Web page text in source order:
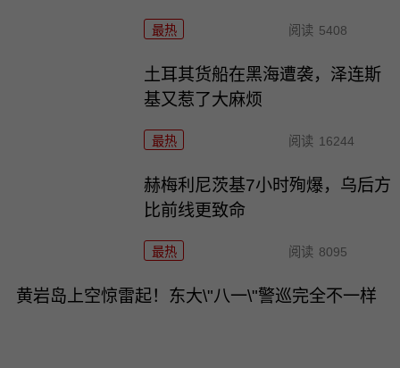
最热 阅读 5408
土耳其货船在黑海遭袭，泽连斯
基又惹了大麻烦
最热 阅读 16244
赫梅利尼茨基7小时殉爆，乌后方
比前线更致命
最热 阅读 8095
黄岩岛上空惊雷起！东大\"八一\"警巡完全不一样